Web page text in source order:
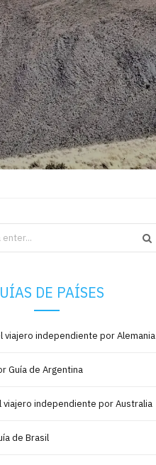
DE PAÍSES
viajero independiente por Alemania
Guía de Argentina
viajero independiente por Australia
de Brasil